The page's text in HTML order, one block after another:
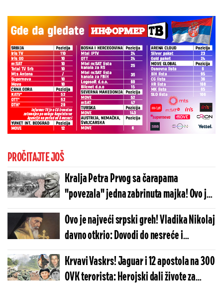
PROČITAJTE JOŠ
Kralja Petra Prvog sa čarapama
"povezala" jedna zabrinuta majka! Ovo je
najlepša priča u srpskoj istoriji!
Ovo je najveći srpski greh! Vladika Nikolaj
davno otkrio: Dovodi do nesreće i
propasti!
Krvavi Vaskrs! Jaguar i 12 apostola na 300
OVK terorista: Herojski dali živote za